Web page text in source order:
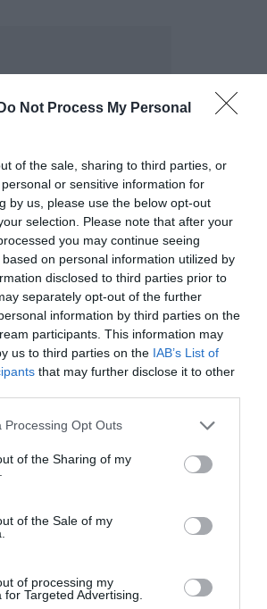
Do Not Process My Personal
of the sale, sharing to third parties, or
or sensitive information for
by us, please use the below opt-out
selection. Please note that after your
you may continue seeing
on personal information utilized by
disclosed to third parties prior to
separately opt-out of the further
information by third parties on the
participants. This information may
us to third parties on the IAB’s List of
that may further disclose it to other
website/app uses one or more Google
or usage behaviour. You may click to
to Google and its third-party tags to
specified purposes in below Google
Processing Opt Outs
of the Sharing of my
of the Sale of my
of processing my
Targeted Advertising.
CSOKROK NEM CSAK VEGÁKNAK
KÖVETKEZŐ CIKK
MENTÁD? 9 ÖTLET, HOGY MI MINDEN
LEHET BELŐLE!
VIDEÓJÁTÉK AZ AUTIZMUS
FELISMERÉSÉBEN?